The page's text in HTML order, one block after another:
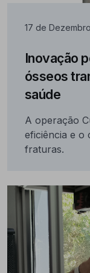
17 de
Inovação
ósseos
saúde
A operação
eficiência e o
fraturas.